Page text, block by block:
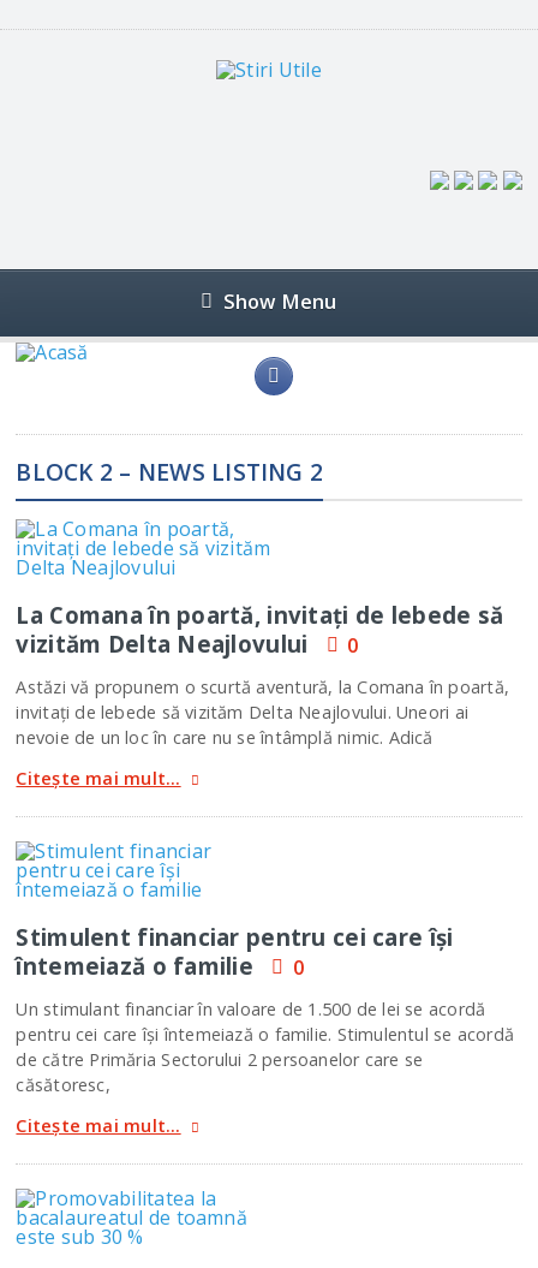
Show Menu
BLOCK 2 – NEWS LISTING 2
La Comana în poartă, invitaţi de lebede să
vizităm Delta Neajlovului
0
Astăzi vă propunem o scurtă aventură, la Comana în poartă,
invitaţi de lebede să vizităm Delta Neajlovului. Uneori ai
nevoie de un loc în care nu se întâmplă nimic. Adică
Citește mai mult...
Stimulent financiar pentru cei care îşi
întemeiază o familie
0
Un stimulant financiar în valoare de 1.500 de lei se acordă
pentru cei care îşi întemeiază o familie. Stimulentul se acordă
de către Primăria Sectorului 2 persoanelor care se
căsătoresc,
Citește mai mult...